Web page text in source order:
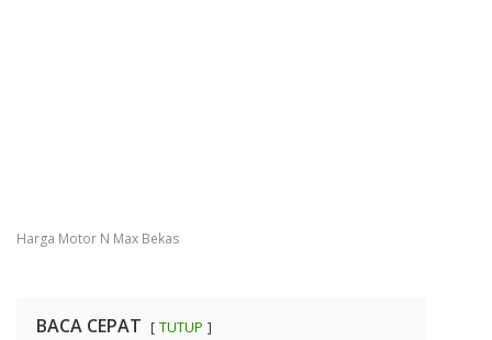
Harga Motor N Max Bekas
BACA CEPAT TUTUP